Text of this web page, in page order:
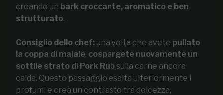
creando un bark croccante, aromatico e ben
strutturato.
Consiglio dello chef: una volta che avete pullato
la coppa di maiale, cospargete nuovamente un
sottile strato di Pork Rubsulla carne ancora
calda. Questo passaggio esalta ulteriormente i
profumi e crea un contrasto tra dolcezza,